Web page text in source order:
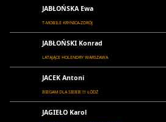
JABŁOŃSKA Ewa
T-MOBILE KRYNICA-ZDRÓJ
JABŁOŃSKI Konrad
LATAJĄCE HOLENDRY WARSZAWA
JACEK Antoni
BIEGAM DLA SIEBIE !!! ŁÓDŹ
JAGIEŁO Karol